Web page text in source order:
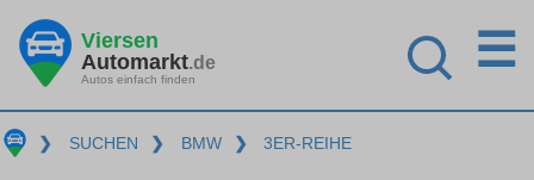
Viersen
Automarkt.de
Autos einfach finden
☰
❯ SUCHEN ❯ BMW ❯ 3ER-REIHE